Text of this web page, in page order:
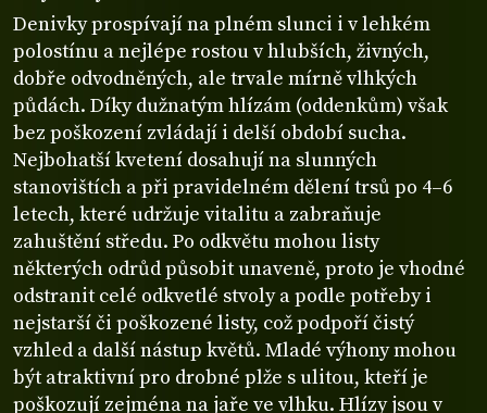
Denivky prospívají na plném slunci i v lehkém
polostínu a nejlépe rostou v hlubších, živných,
dobře odvodněných, ale trvale mírně vlhkých
půdách. Díky dužnatým hlízám (oddenkům) však
bez poškození zvládají i delší období sucha.
Nejbohatší kvetení dosahují na slunných
stanovištích a při pravidelném dělení trsů po 4–6
letech, které udržuje vitalitu a zabraňuje
zahuštění středu. Po odkvětu mohou listy
některých odrůd působit unaveně, proto je vhodné
odstranit celé odkvetlé stvoly a podle potřeby i
nejstarší či poškozené listy, což podpoří čistý
vzhled a další nástup květů. Mladé výhony mohou
být atraktivní pro drobné plže s ulitou, kteří je
poškozují zejména na jaře ve vlhku. Hlízy jsou v